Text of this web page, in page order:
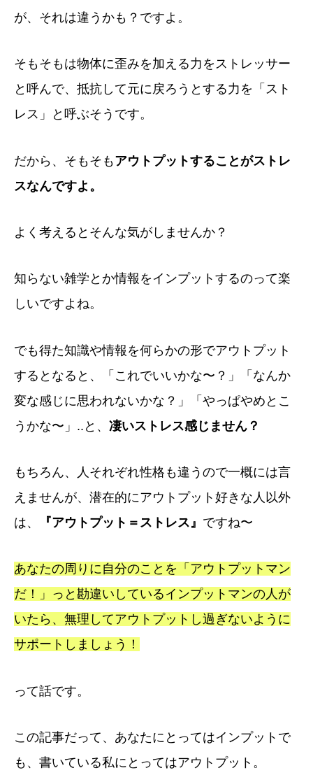
が、それは違うかも？ですよ。
そもそもは物体に歪みを加える力をストレッサー
と呼んで、抵抗して元に戻ろうとする力を「スト
レス」と呼ぶそうです。
だから、そもそもアウトプットすることがストレ
スなんですよ。
よく考えるとそんな気がしませんか？
知らない雑学とか情報をインプットするのって楽
しいですよね。
でも得た知識や情報を何らかの形でアウトプット
するとなると、「これでいいかな〜？」「なんか
変な感じに思われないかな？」「やっぱやめとこ
うかな〜」..と、 凄いストレス感じません？
もちろん、人それぞれ性格も違うので一概には言
えませんが、潜在的にアウトプット好きな人以外
は、
『アウトプット＝ストレス』 ですね〜
あなたの周りに自分のことを「アウトプットマン
だ！」っと勘違いしているインプットマンの人が
いたら、無理してアウトプットし過ぎないように
サポートしましょう！
って話です。
この記事だって、あなたにとってはインプットで
も、書いている私にとってはアウトプット。